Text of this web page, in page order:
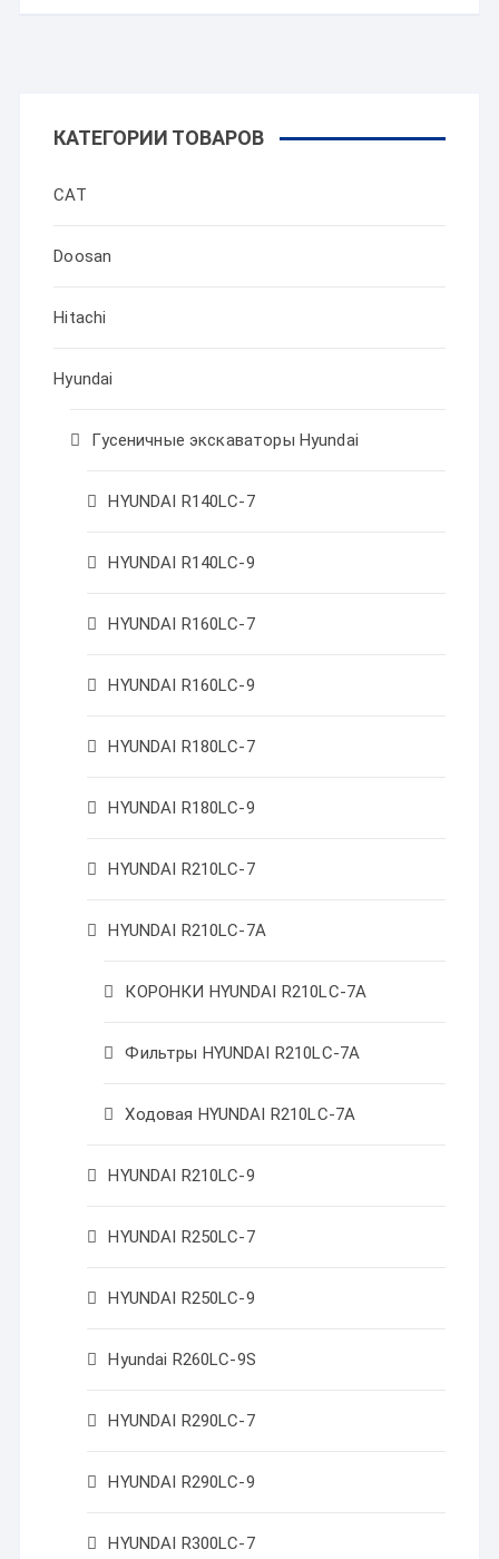
КАТЕГОРИИ ТОВАРОВ
CAT
Doosan
Hitachi
Hyundai
Гусеничные экскаваторы Hyundai
HYUNDAI R140LC-7
HYUNDAI R140LC-9
HYUNDAI R160LC-7
HYUNDAI R160LC-9
HYUNDAI R180LC-7
HYUNDAI R180LC-9
HYUNDAI R210LC-7
HYUNDAI R210LC-7A
КОРОНКИ HYUNDAI R210LC-7A
Фильтры HYUNDAI R210LC-7A
Ходовая HYUNDAI R210LC-7A
HYUNDAI R210LC-9
HYUNDAI R250LC-7
HYUNDAI R250LC-9
Hyundai R260LC-9S
HYUNDAI R290LC-7
HYUNDAI R290LC-9
HYUNDAI R300LC-7